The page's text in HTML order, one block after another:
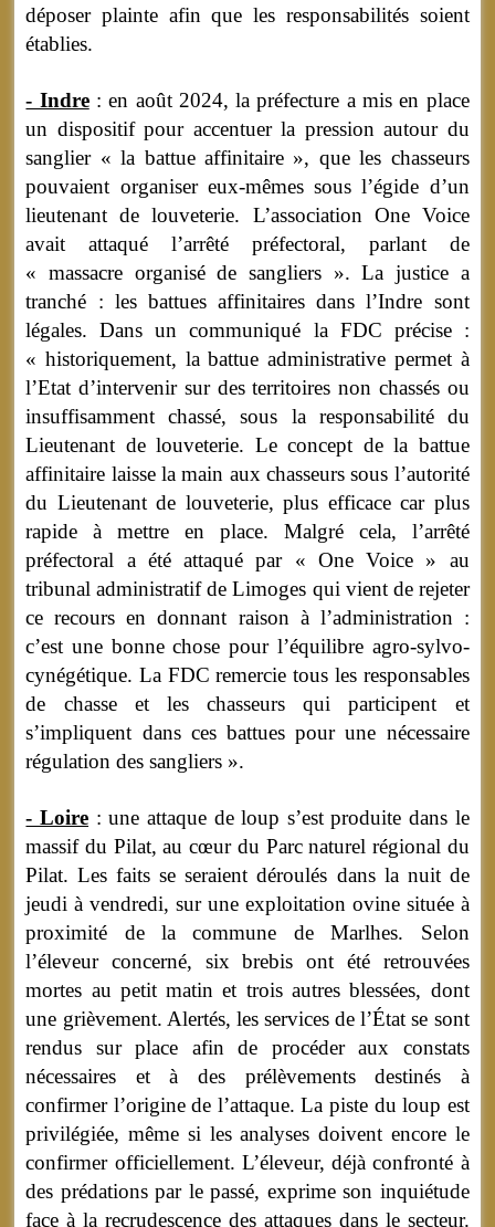
déposer plainte afin que les responsabilités soient
établies.
- Indre: en août 2024, la préfecture a mis en place
un dispositif pour accentuer la pression autour du
sanglier « la battue affinitaire », que les chasseurs
pouvaient organiser eux-mêmes sous l’égide d’un
lieutenant de louveterie. L’association One Voice
avait attaqué l’arrêté préfectoral, parlant de
« massacre organisé de sangliers ». La justice a
tranché : les battues affinitaires dans l’Indre sont
légales. Dans un communiqué la FDC précise :
« historiquement, la battue administrative permet à
l’Etat d’intervenir sur des territoires non chassés ou
insuffisamment chassé, sous la responsabilité du
Lieutenant de louveterie. Le concept de la battue
affinitaire laisse la main aux chasseurs sous l’autorité
du Lieutenant de louveterie, plus efficace car plus
rapide à mettre en place. Malgré cela, l’arrêté
préfectoral a été attaqué par « One Voice » au
tribunal administratif de Limoges qui vient de rejeter
ce recours en donnant raison à l’administration :
c’est une bonne chose pour l’équilibre agro-sylvo-
cynégétique. La FDC remercie tous les responsables
de chasse et les chasseurs qui participent et
s’impliquent dans ces battues pour une nécessaire
régulation des sangliers ».
- Loire : une attaque de loup s’est produite dans le
massif du Pilat, au cœur du Parc naturel régional du
Pilat. Les faits se seraient déroulés dans la nuit de
jeudi à vendredi, sur une exploitation ovine située à
proximité de la commune de Marlhes. Selon
l’éleveur concerné, six brebis ont été retrouvées
mortes au petit matin et trois autres blessées, dont
une grièvement. Alertés, les services de l’État se sont
rendus sur place afin de procéder aux constats
nécessaires et à des prélèvements destinés à
confirmer l’origine de l’attaque. La piste du loup est
privilégiée, même si les analyses doivent encore le
confirmer officiellement. L’éleveur, déjà confronté à
des prédations par le passé, exprime son inquiétude
face à la recrudescence des attaques dans le secteur.